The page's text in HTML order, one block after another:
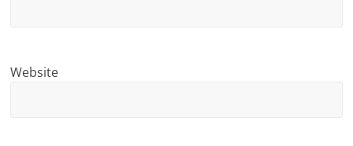
Website